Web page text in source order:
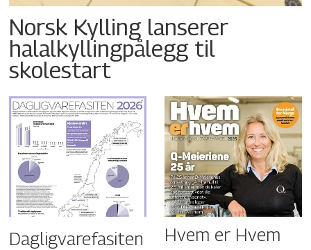
Norsk Kylling lanserer
halalkyllingpålegg til
skolestart
Dagligvarefasiten Hvem er Hvem